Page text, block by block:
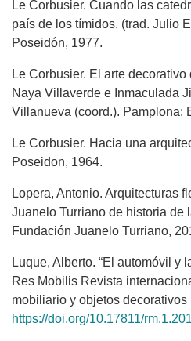
Le Corbusier. Cuando las
país de los tímidos. (trad. Julio
Poseidón, 1977.
Le Corbusier. El arte
Naya Villaverde e Inmaculada
Villanueva (coord.). Pamplona:
Le Corbusier. Hacia una
Poseidon, 1964.
Lopera, Antonio. Arquitecturas
Juanelo Turriano de historia de
Fundación Juanelo Turriano,
Luque, Alberto. “El automóvil y
Res Mobilis Revista
mobiliario y objetos decorativos
https://doi.org/10.17811/